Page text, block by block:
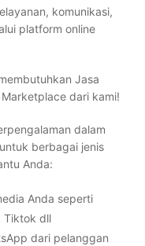
komunikasi,
platform online
Jasa
dari kami!
dalam
berbagai jenis
Anda:
Anda seperti
Tiktok dll
dari pelanggan